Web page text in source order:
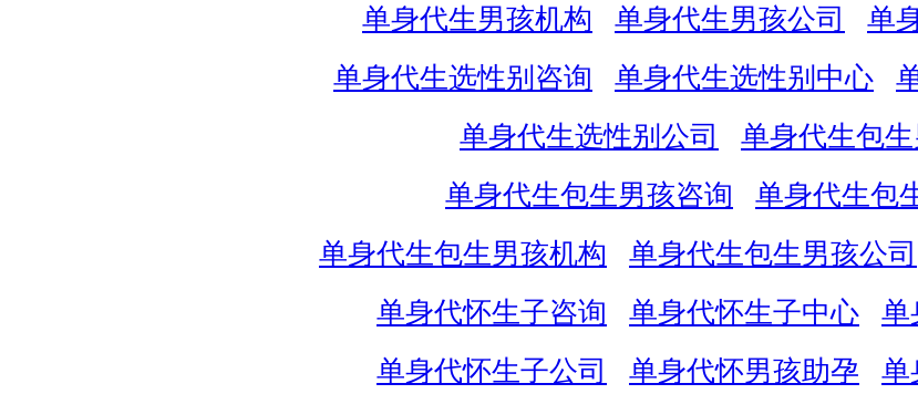
单身代生男孩机构
单身代生男孩公司
单
单身代生选性别咨询
单身代生选性别中心
单身代生选性别公司
单身代生包
单身代生包生男孩咨询
单身代生包
单身代生包生男孩机构
单身代生包生男孩公司
单身代怀生子咨询
单身代怀生子中心
单
单身代怀生子公司
单身代怀男孩助孕 单